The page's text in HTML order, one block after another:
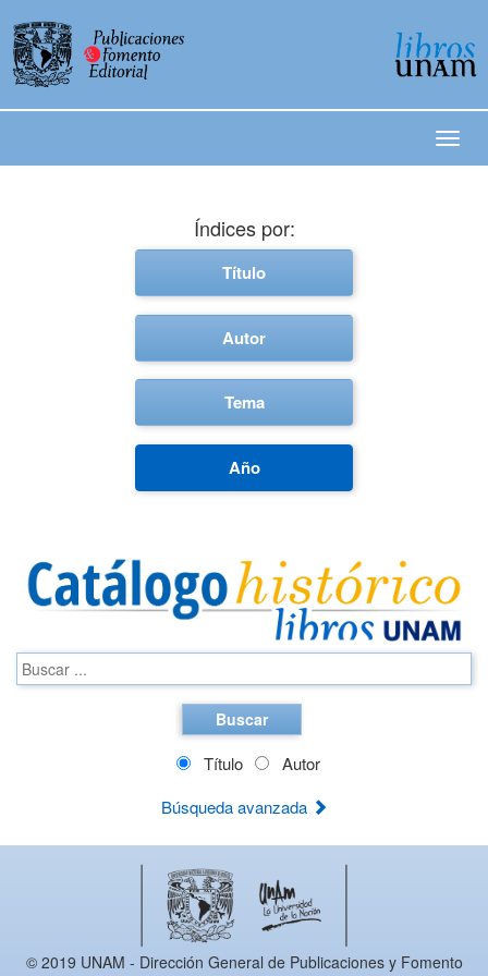
Índices por:
Título
Autor
Tema
Año
Buscar
Título
Autor
Búsqueda avanzada
© 2019 UNAM - Dirección General de Publicaciones y Fomento